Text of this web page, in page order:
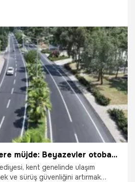
Adana'da sürücülere müjde: Beyazevler otoban bağlantı yolu yepyeni yüzüne kavuştu!
kent genelinde ulaşım
ve sürüş güvenliğini artırmak